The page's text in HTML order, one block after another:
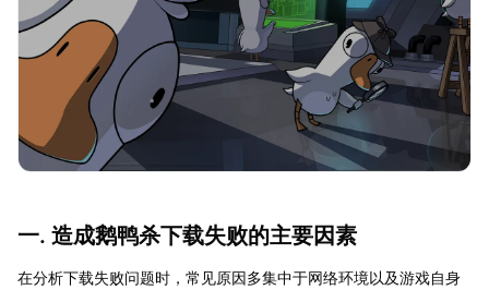
一. 造成鹅鸭杀下载失败的主要因素
在分析下载失败问题时，常见原因多集中于网络环境以及游戏自身